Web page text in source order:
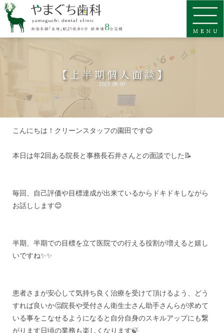
【上半期個人面談】
2025.08.09
こんにちは！クリーンスタッフの園田です😊
本日は年2回ある院長と事務長石井さんとの面談でした📝
毎回、自己評価や目標達成が出来ているからドキドキしながら
お話しします😊
半期、半期での目標を立て医院での行える役割が増えると嬉し
いですね✨✨
患者さまが安心して気持ち良く治療を受けて頂けるよう、どう
すれば良いか🤔院長や受付さん衛生士さん助手さんらが求めて
いる事をこなせるようになると自分自身のスキルアップにも繋
がります日頃の業務も楽しくなります🍃